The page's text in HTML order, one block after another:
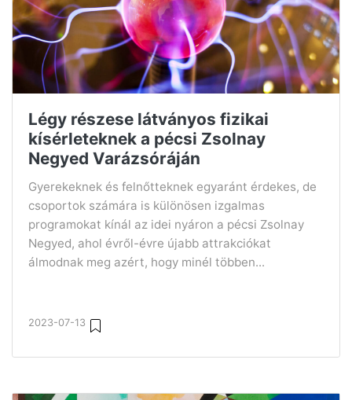
Légy részese látványos fizikai
kísérleteknek a pécsi Zsolnay
Negyed Varázsóráján
Gyerekeknek és felnőtteknek egyaránt érdekes, de
csoportok számára is különösen izgalmas
programokat kínál az idei nyáron a pécsi Zsolnay
Negyed, ahol évről-évre újabb attrakciókat
álmodnak meg azért, hogy minél többen...
2023-07-13